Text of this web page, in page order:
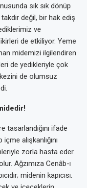
sık sık dönüp
değil, bir hak ediş
ve
de etkiliyor. Yeme
midemizi ilgilendiren
de yedikleriyle çok
de olumsuz
ifade
alışkanlığını
zorla hasta eder.
Ağzımıza Cenâb-ı
midenin kapıcısı.